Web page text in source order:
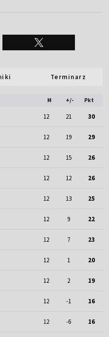
Terminarz
M +/- Pkt
12 21 30
12 19 29
12 15 26
12 12 26
12 13 25
12 9 22
12 7 23
12 1 20
12 2 19
12 -1 16
12 -6 16